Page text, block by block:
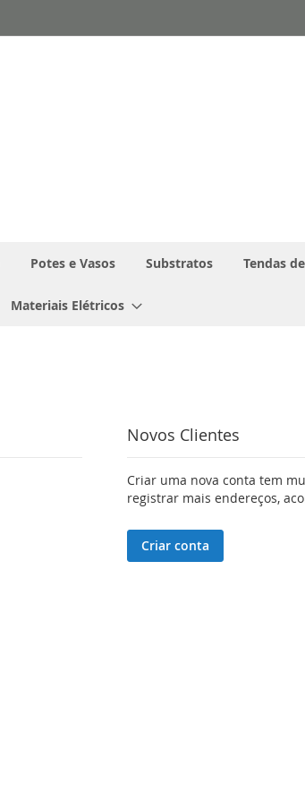
Potes e Vasos Substratos Tendas
Materiais Elétricos
Novos Clientes
Criar uma nova conta tem
registrar mais endereços,
Criar conta